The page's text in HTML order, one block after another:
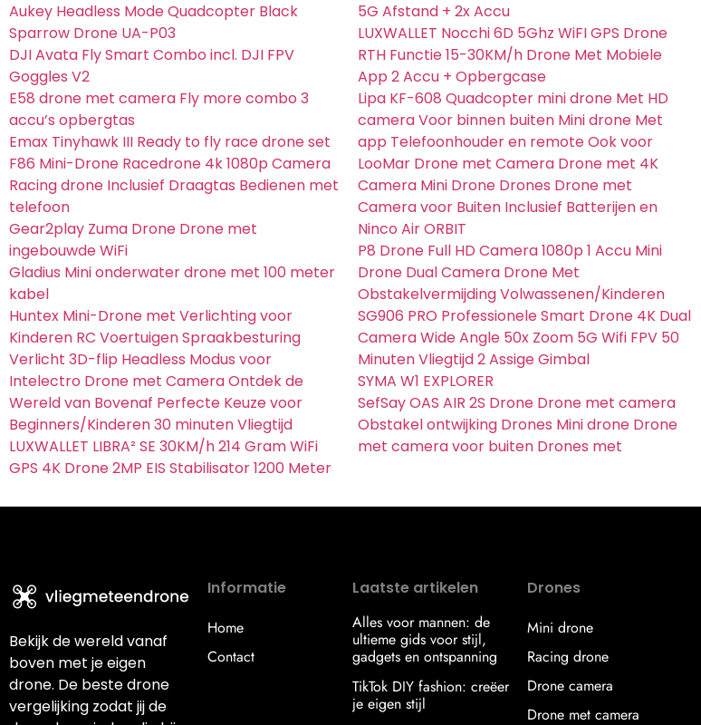
Aukey Headless Mode Quadcopter Black
Sparrow Drone UA-P03
DJI Avata Fly Smart Combo incl. DJI FPV
Goggles V2
E58 drone met camera Fly more combo 3
accu’s opbergtas
Emax Tinyhawk III Ready to fly race drone set
F86 Mini-Drone Racedrone 4k 1080p Camera
Racing drone Inclusief Draagtas Bedienen met
telefoon
Gear2play Zuma Drone Drone met
ingebouwde WiFi
Gladius Mini onderwater drone met 100 meter
kabel
Huntex Mini-Drone met Verlichting voor
Kinderen RC Voertuigen Spraakbesturing
Verlicht 3D-flip Headless Modus voor
Intelectro Drone met Camera Ontdek de
Wereld van Bovenaf Perfecte Keuze voor
Beginners/Kinderen 30 minuten Vliegtijd
LUXWALLET LIBRA² SE 30KM/h 214 Gram WiFi
GPS 4K Drone 2MP EIS Stabilisator 1200 Meter
5G Afstand + 2x Accu
LUXWALLET Nocchi 6D 5Ghz WiFI GPS Drone
RTH Functie 15-30KM/h Drone Met Mobiele
App 2 Accu + Opbergcase
Lipa KF-608 Quadcopter mini drone Met HD
camera Voor binnen buiten Mini drone Met
app Telefoonhouder en remote Ook voor
LooMar Drone met Camera Drone met 4K
Camera Mini Drone Drones Drone met
Camera voor Buiten Inclusief Batterijen en
Ninco Air ORBIT
P8 Drone Full HD Camera 1080p 1 Accu Mini
Drone Dual Camera Drone Met
Obstakelvermijding Volwassenen/Kinderen
SG906 PRO Professionele Smart Drone 4K Dual
Camera Wide Angle 50x Zoom 5G Wifi FPV 50
Minuten Vliegtijd 2 Assige Gimbal
SYMA W1 EXPLORER
SefSay OAS AIR 2S Drone Drone met camera
Obstakel ontwijking Drones Mini drone Drone
met camera voor buiten Drones met
Bekijk de wereld vanaf
boven met je eigen
drone. De beste drone
vergelijking zodat jij de
Informatie
Home
Contact
Laatste artikelen
Alles voor mannen: de
ultieme gids voor stijl,
gadgets en ontspanning
TikTok DIY fashion: creëer
je eigen stijl
Drones
Mini drone
Racing drone
Drone camera
Drone met camera